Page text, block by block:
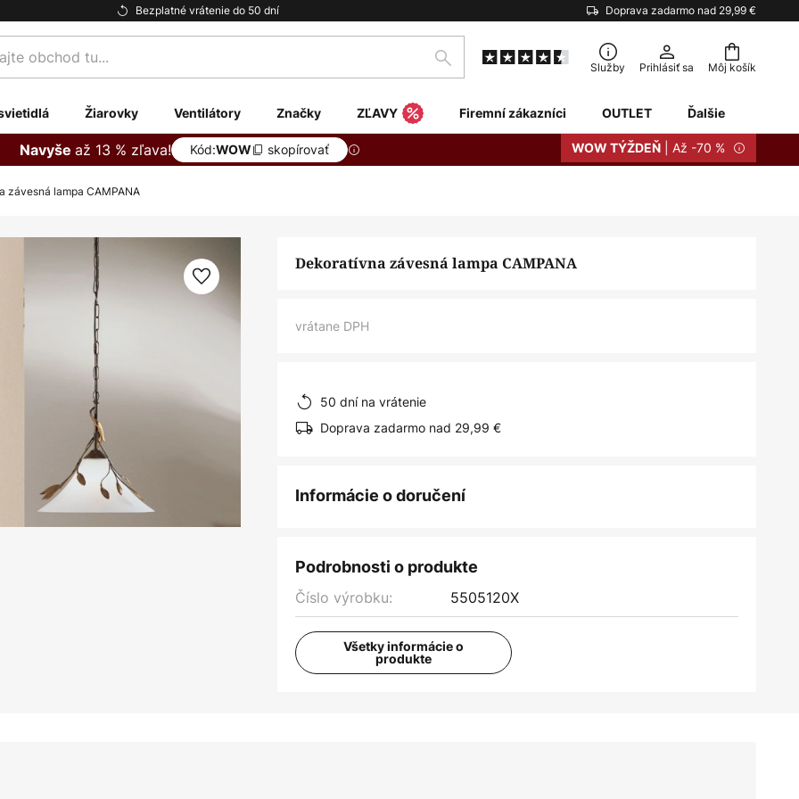
Bezplatné vrátenie do 50 dní Doprava zadarmo nad 29,99 €
Môj košík
Hľadať Služby Prihlásiť sa
Žiarovky Ventilátory Značky ZĽAVY Firemní zákazníci OUTLET Ďalšie
Navyše až 13 % zľava! Kód:WOW skopírovať WOW TÝŽDEŇ | Až -70 %
závesná lampa CAMPANA
Dekoratívna závesná lampa CAMPANA
vrátane DPH
50 dní na vrátenie
Doprava zadarmo nad 29,99 €
Informácie o doručení
Podrobnosti o produkte
Číslo výrobku: 5505120X
Všetky informácie o
produkte